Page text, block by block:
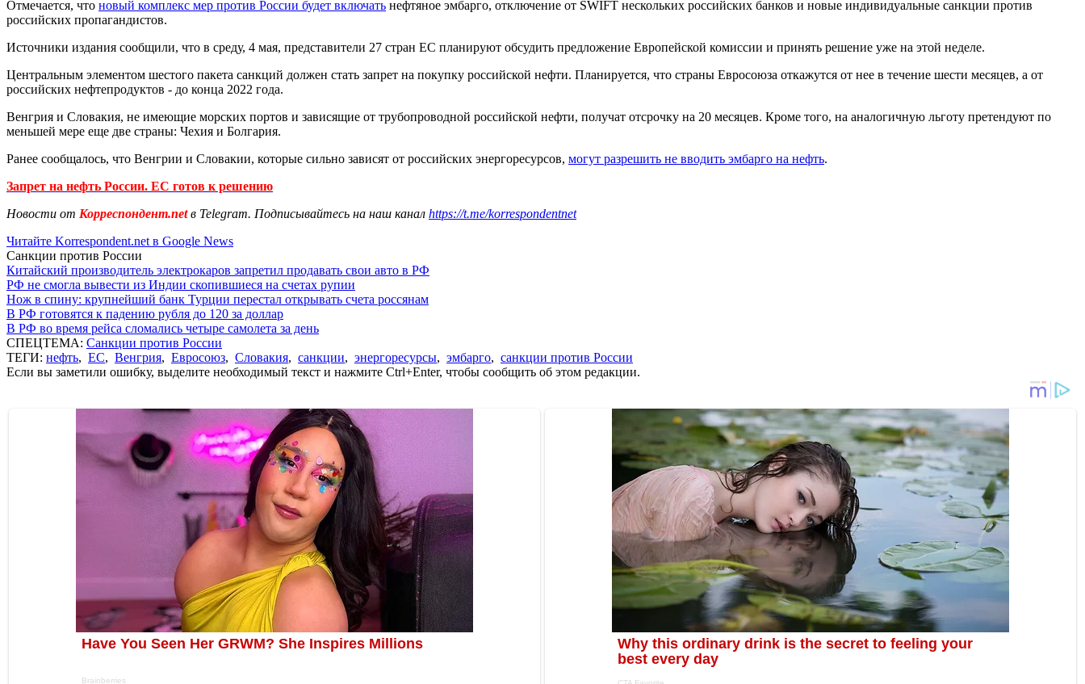
Отмечается, что новый комплекс мер против России будет включать нефтяное эмбарго, отключение от SWIFT нескольких российских банков и новые индивидуальные санкции против
российских пропагандистов.
Источники издания сообщили, что в среду, 4 мая, представители 27 стран ЕС планируют обсудить предложение Европейской комиссии и принять решение уже на этой неделе.
Центральным элементом шестого пакета санкций должен стать запрет на покупку российской нефти. Планируется, что страны Евросоюза откажутся от нее в течение шести месяцев, а от
российских нефтепродуктов - до конца 2022 года.
Венгрия и Словакия, не имеющие морских портов и зависящие от трубопроводной российской нефти, получат отсрочку на 20 месяцев. Кроме того, на аналогичную льготу претендуют по
меньшей мере еще две страны: Чехия и Болгария.
Ранее сообщалось, что Венгрии и Словакии, которые сильно зависят от российских энергоресурсов, могут разрешить не вводить эмбарго на нефть.
Запрет на нефть России. ЕС готов к решению
Новости от Корреспондент.netв Telegram. Подписывайтесь на наш канал https://t.me/korrespondentnet
Читайте Korrespondent.net в Google News
Санкции против России
Китайский производитель электрокаров запретил продавать свои авто в РФ
РФ не смогла вывести из Индии скопившиеся на счетах рупии
Нож в спину: крупнейший банк Турции перестал открывать счета россянам
В РФ готовятся к падению рубля до 120 за доллар
В РФ во время рейса сломались четыре самолета за день
СПЕЦТЕМА: Санкции против России
ТЕГИ: нефть, ЕС, Венгрия, Евросоюз, Словакия, санкции, энергоресурсы, эмбарго, санкции против России
Если вы заметили ошибку, выделите необходимый текст и нажмите Ctrl+Enter, чтобы сообщить об этом редакции.